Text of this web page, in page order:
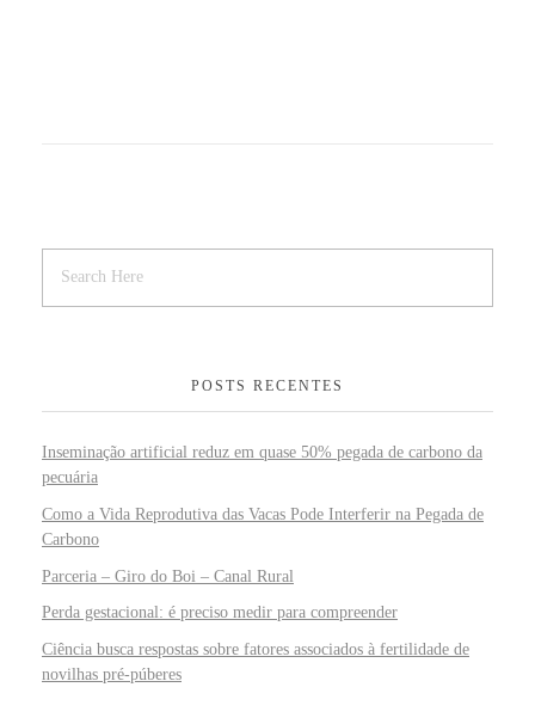
POSTS RECENTES
Inseminação artificial reduz em quase 50% pegada de carbono da
pecuária
Como a Vida Reprodutiva das Vacas Pode Interferir na Pegada de
Carbono
Parceria – Giro do Boi – Canal Rural
Perda gestacional: é preciso medir para compreender
Ciência busca respostas sobre fatores associados à fertilidade de
novilhas pré-púberes